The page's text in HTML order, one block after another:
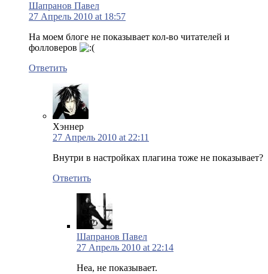
Шапранов Павел
27 Апрель 2010 at 18:57
На моем блоге не показывает кол-во читателей и
фолловеров
Ответить
Хэннер
27 Апрель 2010 at 22:11
Внутри в настройках плагина тоже не показывает?
Ответить
Шапранов Павел
27 Апрель 2010 at 22:14
Неа, не показывает.